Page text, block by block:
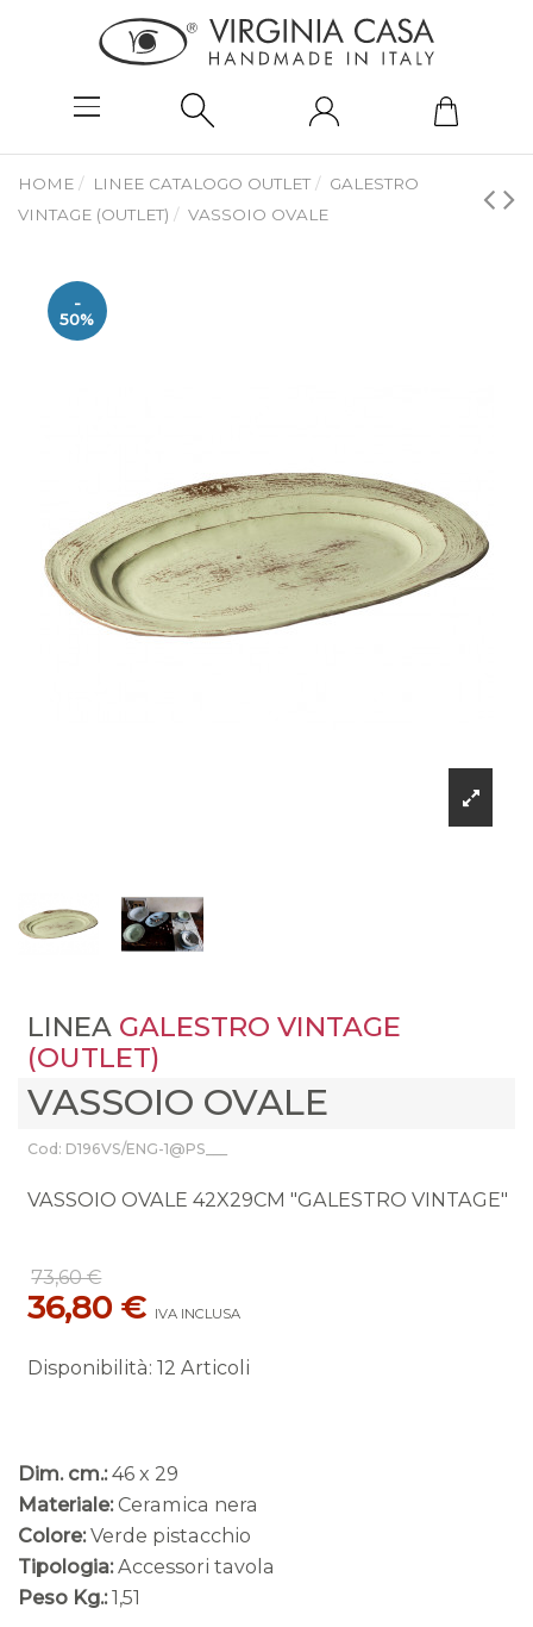
HOME LINEE CATALOGO OUTLET
GALESTRO
VINTAGE (OUTLET)
VASSOIO OVALE
-
50%
LINEA GALESTRO VINTAGE
(OUTLET)
VASSOIO OVALE
Cod: D196VS/ENG-1@PS___
VASSOIO OVALE 42X29CM "GALESTRO VINTAGE"
73,60 €
36,80 € IVA INCLUSA
Disponibilità: 12 Articoli
Dim. cm.: 46 x 29
Materiale: Ceramica nera
Colore: Verde pistacchio
Tipologia: Accessori tavola
Peso Kg.: 1,51